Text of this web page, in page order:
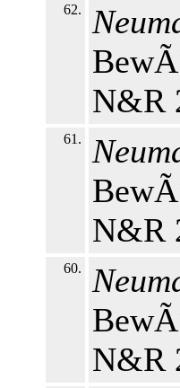
62.
N&R
61.
N&R
60.
N&R